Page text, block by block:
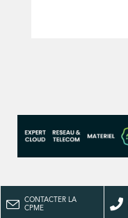
CONTACTER LA
CPME